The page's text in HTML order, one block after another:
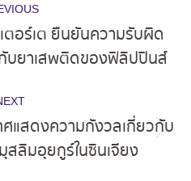
post:
ตอร์เต ยืนยันความรับผิด
บยาเสพติดของฟิลิปปินส์
post:
แสดงความกังวลเกี่ยวกับ
สลิมอุยกูร์ในซินเจียง